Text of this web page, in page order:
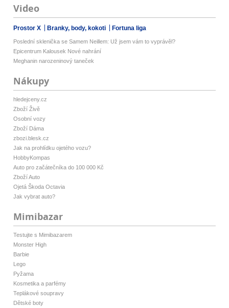
Video
Prostor X Branky, body, kokoti Fortuna liga
Poslední sklenička se Samem Neillem: Už jsem vám to vyprávěl?
Epicentrum Kalousek Nové nahrání
Meghanin narozeninový taneček
Nákupy
hledejceny.cz
Zboží Živě
Osobní vozy
Zboží Dáma
zbozi.blesk.cz
Jak na prohlídku ojetého vozu?
HobbyKompas
Auto pro začátečníka do 100 000 Kč
Zboží Auto
Ojetá Škoda Octavia
Jak vybrat auto?
Mimibazar
Testujte s Mimibazarem
Monster High
Barbie
Lego
Pyžama
Kosmetika a parfémy
Teplákové soupravy
Dětské boty